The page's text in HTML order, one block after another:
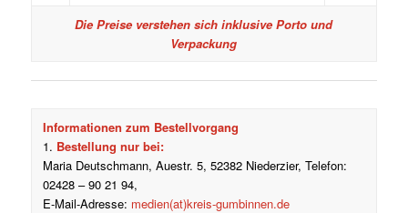
Die Preise verstehen sich inklusive Porto und
Verpackung
Informationen zum Bestellvorgang
1. Bestellung nur bei:
Maria Deutschmann, Auestr. 5, 52382 Niederzier, Telefon:
02428 – 90 21 94,
E-Mail-Adresse: medien(at)kreis-gumbinnen.de